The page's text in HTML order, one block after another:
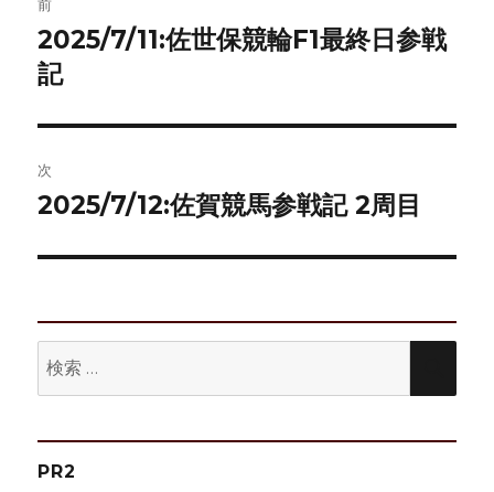
稿
ナ
ビ
ゲ
ー
シ
ン
前
前
の
稿:
2025/7/11:佐世保競輪F1最終日参戦
記
次
次
投
2025/7/12:佐賀競馬参戦記 2周目
索
PR2